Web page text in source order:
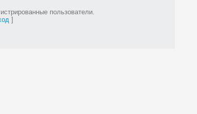
пользователи.
]